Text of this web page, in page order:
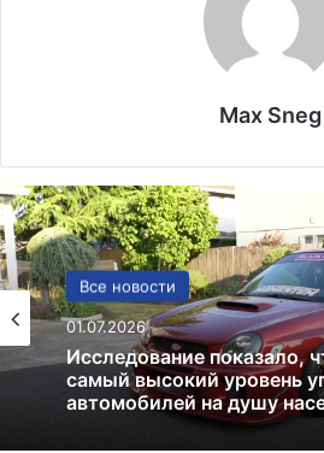
Max Sneg
Все новости
01.07.2026
США
13.06.2025
Америка имеет огромный